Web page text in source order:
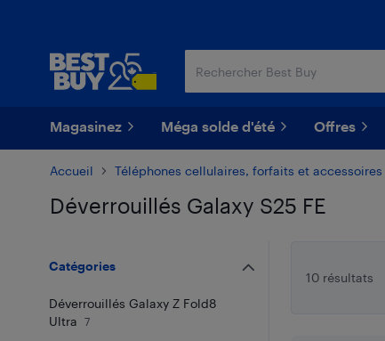
Magasinez Méga solde d'été Offres
Accueil Téléphones cellulaires, forfaits et accessoires
Déverrouillés Galaxy S25 FE
10 résultats
Catégories
Déverrouillés Galaxy Z Fold8
Ultra
7